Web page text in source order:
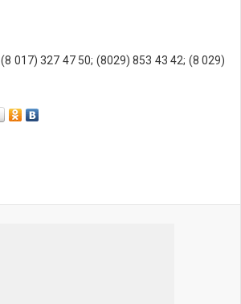
(8 017) 327 47 50; (8029) 853 43 42; (8 029)